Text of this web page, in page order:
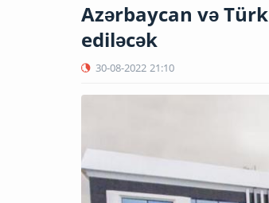
Azərbaycan və
ediləcək
30-08-2022 21:10